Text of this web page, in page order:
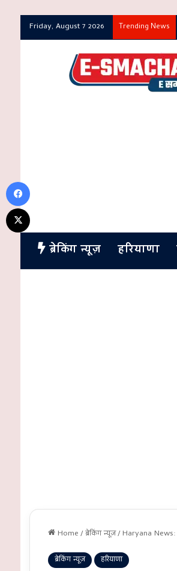
Friday, August 7 2026 Trending News
ब्रेकिंग न्यूज़ हरियाणा
Home/ब्रेकिंग न्यूज़/ Haryana News: 5
ब्रेकिंग न्यूज़ हरियाणा